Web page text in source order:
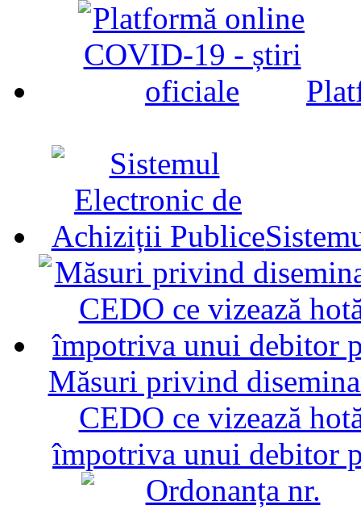
Măsuri privind
CEDO ce vizează
împotriva unui debitor